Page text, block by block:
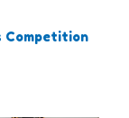
Competition